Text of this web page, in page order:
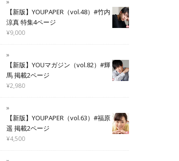
【新版】YOUPAPER（vol.48）#竹内
涼真 特集4ページ
¥9,000
【新版】YOUマガジン（vol.82）#輝
馬 掲載2ページ
¥2,980
【新版】YOUPAPER（vol.63）#福原
遥 掲載2ページ
¥4,500